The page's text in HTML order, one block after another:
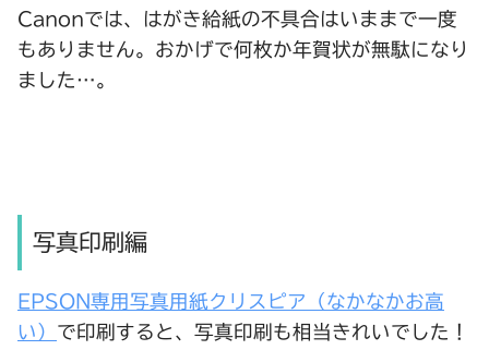
Canonでは、はがき給紙の不具合はいままで一度
もありません。おかげで何枚か年賀状が無駄になり
ました…。
写真印刷編
EPSON専用写真用紙クリスピア（なかなかお高
い） で印刷すると、写真印刷も相当きれいでした！